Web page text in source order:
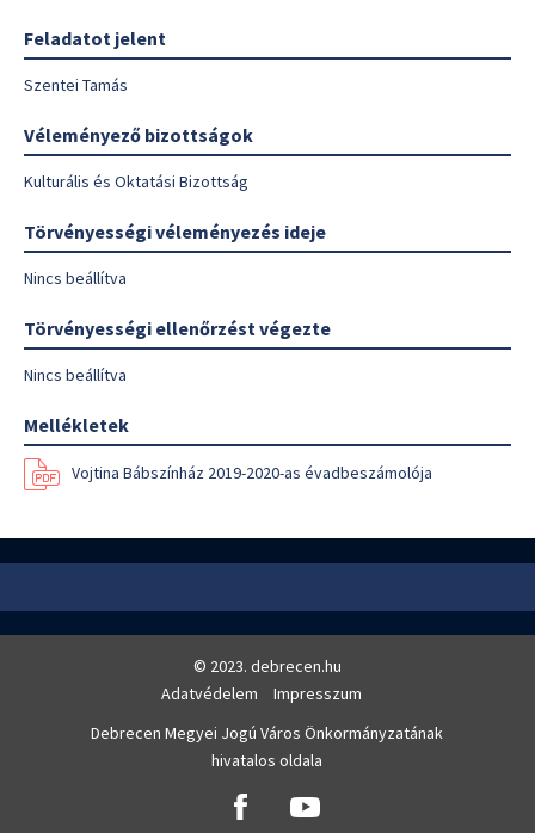
Feladatot jelent
Szentei Tamás
Véleményező bizottságok
Kulturális és Oktatási Bizottság
Törvényességi véleményezés ideje
Nincs beállítva
Törvényességi ellenőrzést végezte
Nincs beállítva
Mellékletek
Vojtina Bábszínház 2019-2020-as évadbeszámolója
© 2023. debrecen.hu
Adatvédelem
Impresszum
Debrecen Megyei Jogú Város Önkormányzatának
hivatalos oldala